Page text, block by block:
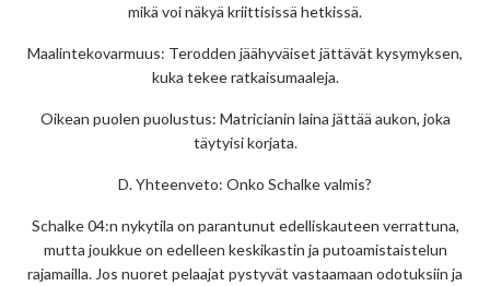
mikä voi näkyä kriittisissä hetkissä.
Maalintekovarmuus: Terodden jäähyväiset jättävät kysymyksen,
kuka tekee ratkaisumaaleja.
Oikean puolen puolustus: Matricianin laina jättää aukon, joka
täytyisi korjata.
D. Yhteenveto: Onko Schalke valmis?
Schalke 04:n nykytila on parantunut edelliskauteen verrattuna,
mutta joukkue on edelleen keskikastin ja putoamistaistelun
rajamailla. Jos nuoret pelaajat pystyvät vastaamaan odotuksiin ja